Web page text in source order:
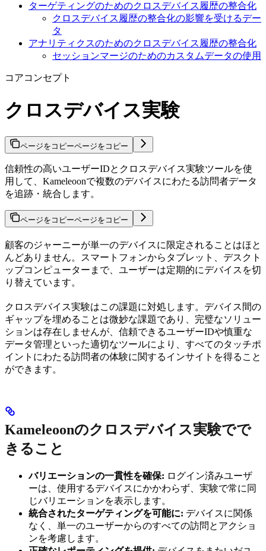
ターゲティングのためのクロスデバイス履歴の整合化
クロスデバイス履歴の整合化の影響を受けるデー
タ
アナリティクスのためのクロスデバイス履歴の整合化
セッションマージのためのカスタムデータの使用
コアコンセプト
クロスデバイス実験
ページをコピーページをコピー
信頼性の高いユーザーIDとクロスデバイス実験ツールを使
用して、Kameleoonで複数のデバイスにわたる訪問者データ
を追跡・統合します。
ページをコピーページをコピー
顧客のジャーニーが単一のデバイスに限定されることはほと
んどありません。スマートフォンからタブレット、デスクト
ップコンピューターまで、ユーザーは定期的にデバイスを切
り替えています。
クロスデバイス実験はこの課題に対処します。デバイス間の
ギャップを埋めることは微妙な課題であり、完璧なソリュー
ションは存在しませんが、信頼できるユーザーIDや慎重な
データ管理といった適切なツールにより、すべてのタッチポ
イントにわたる訪問者の体験に関するインサイトを得ること
ができます。
Kameleoonのクロスデバイス実験でで
きること
バリエーションの一貫性を確保: ログイン済みユーザ
ーは、使用するデバイスにかかわらず、実験で常に同
じバリエーションを表示します。
統合されたターゲティングを可能に: デバイスに関係
なく、単一のユーザーからのすべての訪問とアクショ
ンを考慮します。